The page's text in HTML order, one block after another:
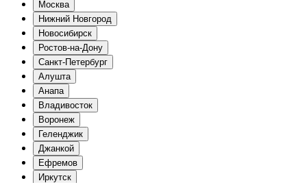
Москва
Нижний Новгород
Новосибирск
Ростов-на-Дону
Санкт-Петербург
Алушта
Анапа
Владивосток
Воронеж
Геленджик
Джанкой
Ефремов
Иркутск